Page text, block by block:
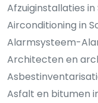
Afzuiginstallaties in
Airconditioning in
Alarmsysteem-
Architecten en
Asfalt en bitumen